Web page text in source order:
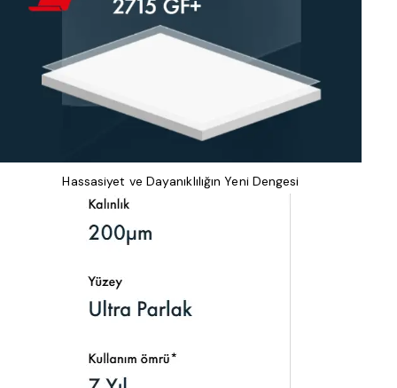
Hassasiyet ve Dayanıklılığın Yeni Dengesi